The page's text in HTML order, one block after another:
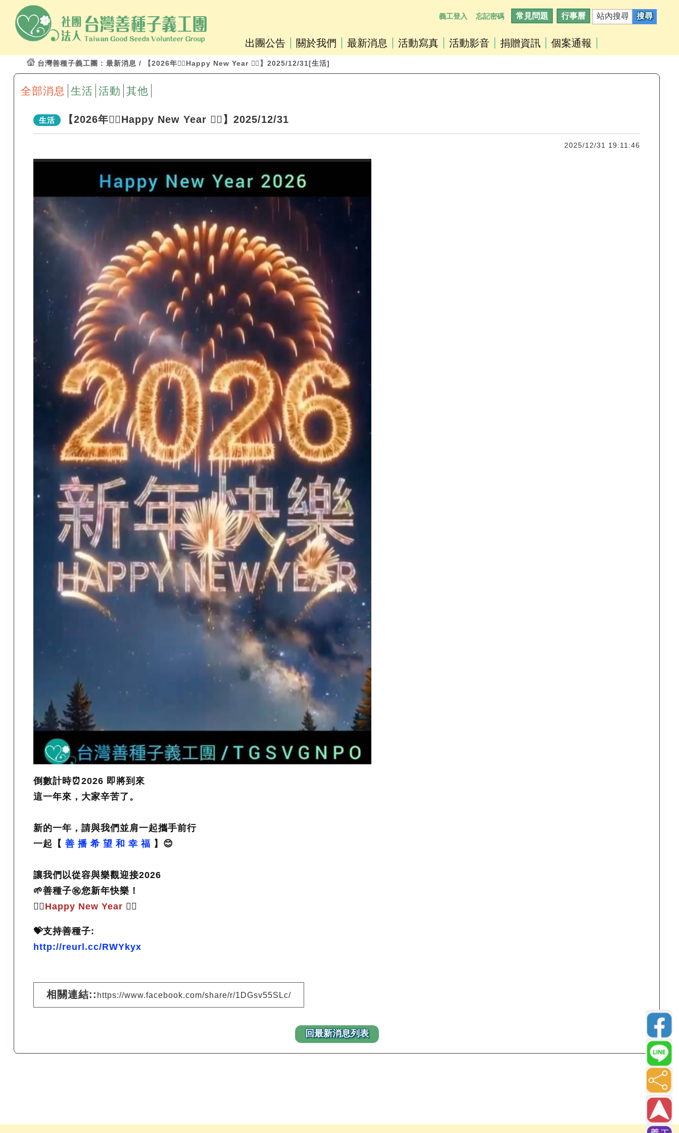
義工登入 忘記密碼 常見問題 行事曆
出團公告 關於我們 最新消息 活動寫真 活動影音 捐贈資訊 個案通報
台灣善種子義工團 : 最新消息 / 【2026年🤸‍♂️Happy New Year 🤸‍♀️】2025/12/31[生活]
全部消息 生活 活動 其他
生活 【2026年🤸‍♂️Happy New Year 🤸‍♀️】2025/12/31
2025/12/31 19:11:46
倒數計時⏰2026 即將到來
這一年來，大家辛苦了。
新的一年，請與我們並肩一起攜手前行
一起【 善 播 希 望 和 幸 福 】😊
讓我們以從容與樂觀迎接2026
🌱善種子㊗️您新年快樂！
🤸‍♂️ Happy New Year 🤸‍♀️
💝支持善種子:
http://reurl.cc/RWYkyx
相關連結:: https://www.facebook.com/share/r/1DGsv55SLc/
回最新消息列表